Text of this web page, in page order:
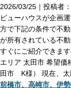
2026/03/25｜投稿者：
ビューハウスが企画
方で下記の条件で不
が所有されている不
すぐにご紹介できま
エリア 太田市 希望価
田市 K様） 現在、太
前橋市、高崎市、伊